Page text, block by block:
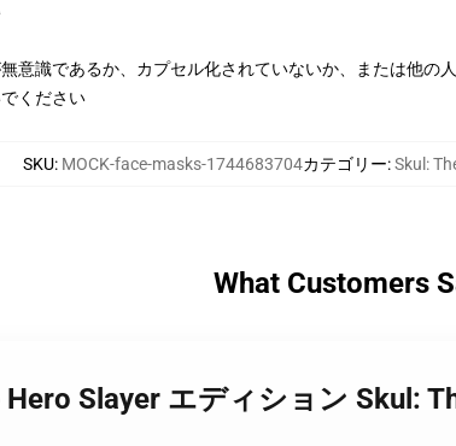
意識であるか、カプセル化されていないか、または他
ください
SKU: MOCK-face-masks-1744683704カテゴリー:Skul:
What Customers
Slayer エディション Skul: